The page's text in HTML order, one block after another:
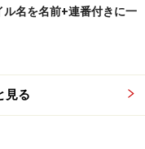
名を名前+連番付きに一
見る